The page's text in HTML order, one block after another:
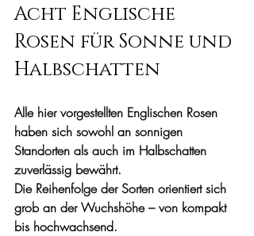
Acht Englische
Rosen für Sonne und
Halbschatten
Alle hier vorgestellten Englischen Rosen
haben sich sowohl an sonnigen
Standorten als auch im Halbschatten
zuverlässig bewährt.
Die Reihenfolge der Sorten orientiert sich
grob an der Wuchshöhe – von kompakt
bis hochwachsend.